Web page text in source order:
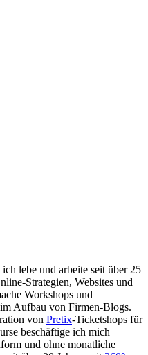
lebe und arbeite seit über 25
Strategien, Websites und
Workshops und
Aufbau von Firmen-Blogs.
von Pretix-Ticketshops für
beschäftige ich mich
und ohne monatliche